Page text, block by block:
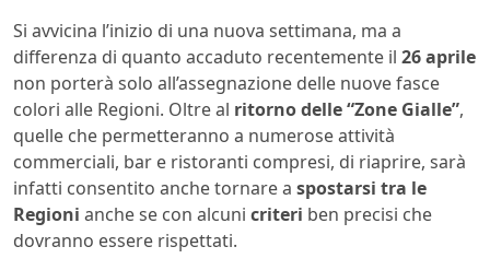
Si avvicina l’inizio di una nuova settimana, ma a
differenza di quanto accaduto recentemente il 26 aprile
non porterà solo all’assegnazione delle nuove fasce
colori alle Regioni. Oltre al ritorno delle “Zone Gialle”,
quelle che permetteranno a numerose attività
commerciali, bar e ristoranti compresi, di riaprire, sarà
infatti consentito anche tornare a spostarsi tra le
Regioni anche se con alcuni criteri ben precisi che
dovranno essere rispettati.